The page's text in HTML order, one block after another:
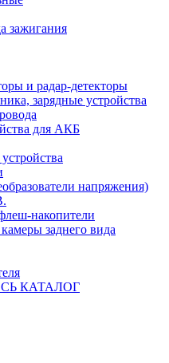
зажигания
и радар-детекторы
зарядные устройства
для АКБ
напряжения)
накопители
заднего вида
КАТАЛОГ